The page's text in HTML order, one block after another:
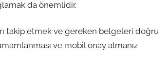
da önemlidir.
takip etmek ve gereken belgeleri doğru
ve mobil onay almanız